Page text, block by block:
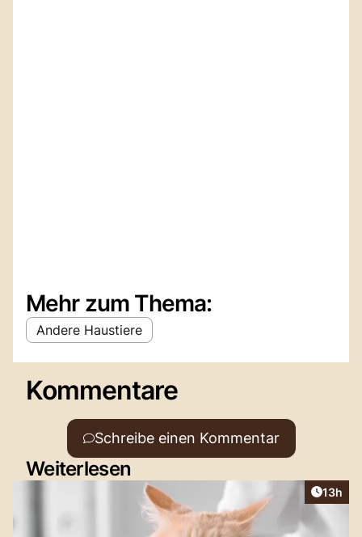
Mehr zum Thema:
Andere Haustiere
Kommentare
Schreibe einen Kommentar
Weiterlesen
Artikel
13h